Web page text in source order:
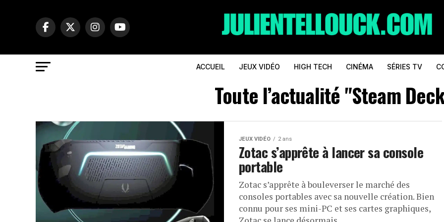
ACCUEIL JEUX VIDÉO HIGH TECH CINÉMA SÉRIES TV
Toute l’actualité "Steam
JEUX VIDÉO 2 ans
Zotac s’apprête à lancer sa console
portable
Zotac s’apprête à bouleverser le marché des
consoles portables avec sa nouvelle création. Bien
connu pour ses mini-PC et ses cartes graphiques,